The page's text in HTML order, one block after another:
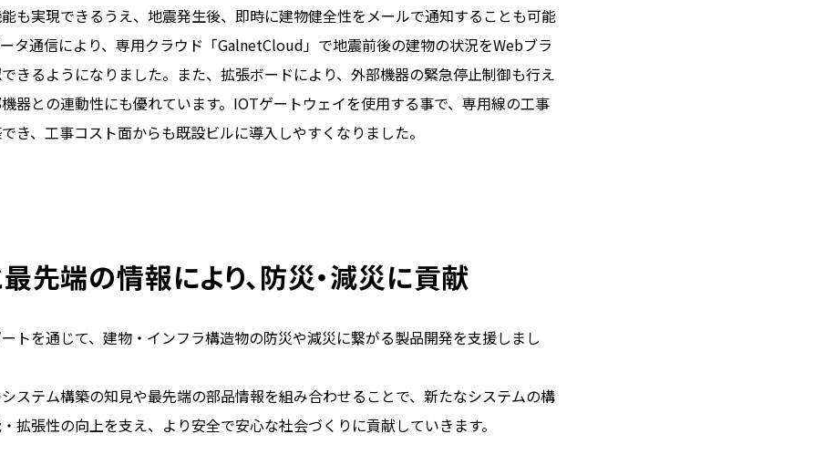
も実現できるうえ、地震発生後、即時に建物健全性をメールで通知することも可能
タ通信により、専用クラウド「GalnetCloud」で地震前後の建物の状況をWebブラ
きるようになりました。また、拡張ボードにより、外部機器の緊急停止制御も行え
器との連動性にも優れています。IOTゲートウェイを使用する事で、専用線の工事
き、工事コスト面からも既設ビルに導入しやすくなりました。
先端の情報により、防災・減災に貢献
トを通じて、建物・インフラ構造物の防災や減災に繋がる製品開発を支援しまし
ステム構築の知見や最先端の部品情報を組み合わせることで、新たなシステムの構
拡張性の向上を支え、より安全で安心な社会づくりに貢献していきます。